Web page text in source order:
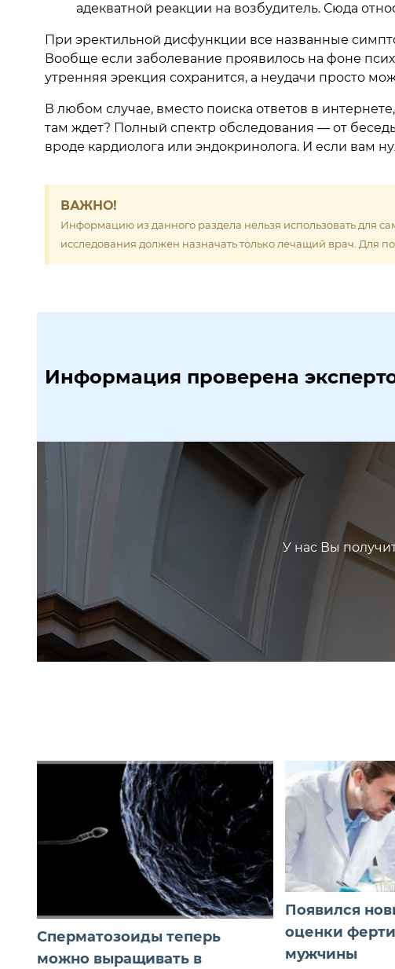
адекватной реакции на возбудитель. Сюда
При эректильной дисфункции все названные
Вообще если заболевание проявилось на фоне
утренняя эрекция сохранится, а неудачи просто
В любом случае, вместо поиска ответов в
там ждет? Полный спектр обследования — от
вроде кардиолога или эндокринолога. И если вам
ВАЖНО!
Информацию из данного раздела нельзя использовать для
исследования должен назначать только лечащий врач. Для
Информация проверена
У нас Вы
Сперматозоиды теперь
можно выращивать в
Появился
оценки
мужчины